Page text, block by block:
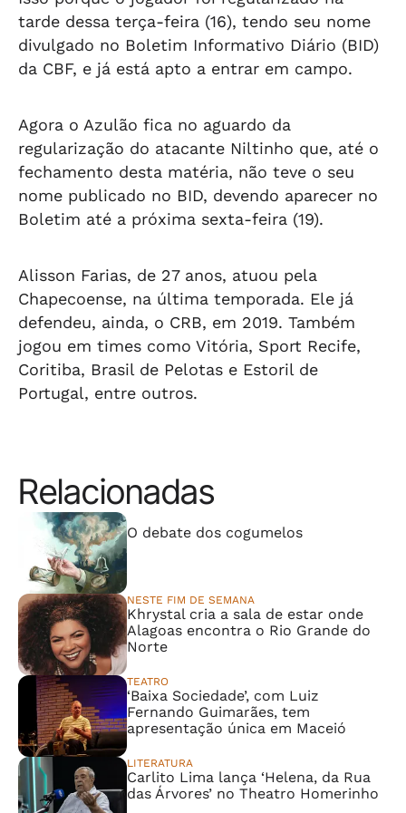
tarde dessa terça-feira (16), tendo seu nome
divulgado no Boletim Informativo Diário (BID)
da CBF, e já está apto a entrar em campo.
Agora o Azulão fica no aguardo da
regularização do atacante Niltinho que, até o
fechamento desta matéria, não teve o seu
nome publicado no BID, devendo aparecer no
Boletim até a próxima sexta-feira (19).
Alisson Farias, de 27 anos, atuou pela
Chapecoense, na última temporada. Ele já
defendeu, ainda, o CRB, em 2019. Também
jogou em times como Vitória, Sport Recife,
Coritiba, Brasil de Pelotas e Estoril de
Portugal, entre outros.
Relacionadas
O debate dos cogumelos
NESTE FIM DE SEMANA
Khrystal cria a sala de estar onde
Alagoas encontra o Rio Grande do
Norte
TEATRO
‘Baixa Sociedade’, com Luiz
Fernando Guimarães, tem
apresentação única em Maceió
LITERATURA
Carlito Lima lança ‘Helena, da Rua
das Árvores’ no Theatro Homerinho